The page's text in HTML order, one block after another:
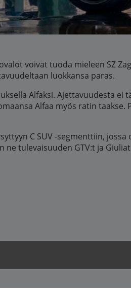
voivat tuoda mieleen SZ
luokkansa paras.
Alfaksi. Ajettavuudesta ei
Alfaa myös ratin taakse.
C SUV -segmenttiin,
tulevaisuuden GTV:t ja